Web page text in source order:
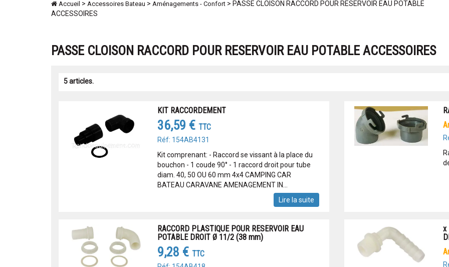
Accueil > Accessoires Bateau > Aménagements - Confort > PASSE CLOISON RACCORD POUR RESERVOIR EAU POTABLE
ACCESSOIRES
PASSE CLOISON RACCORD POUR RESERVOIR EAU POTABLE ACCESSOIRES
5 articles.
KIT RACCORDEMENT
36,59 € TTC
Réf: 154AB4131
Kit comprenant: - Raccord se vissant à la place du
bouchon - 1 coude 90° - 1 raccord droit pour tube
diam. 40, 50 OU 60 mm 4x4 CAMPING CAR
BATEAU CARAVANE AMENAGEMENT IN...
Lire la suite
RACCORD PLASTIQUE POUR RESERVOIR EAU
POTABLE DROIT Ø 11/2 (38 mm)
9,28 € TTC
x